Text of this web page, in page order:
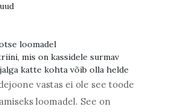
loomadel
mis on kassidele surmav
katte kohta võib olla helde
vastas ei ole see toode
loomadel. See on